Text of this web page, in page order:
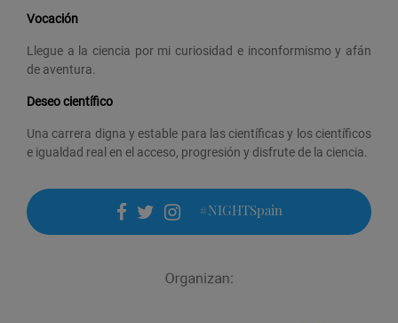
Vocación
Llegue a la ciencia por mi curiosidad e inconformismo y afán
de aventura.
Deseo científico
Una carrera digna y estable para las científicas y los científicos
e igualdad real en el acceso, progresión y disfrute de la ciencia.
facebook
twitter
instagram
#NIGHTSpain